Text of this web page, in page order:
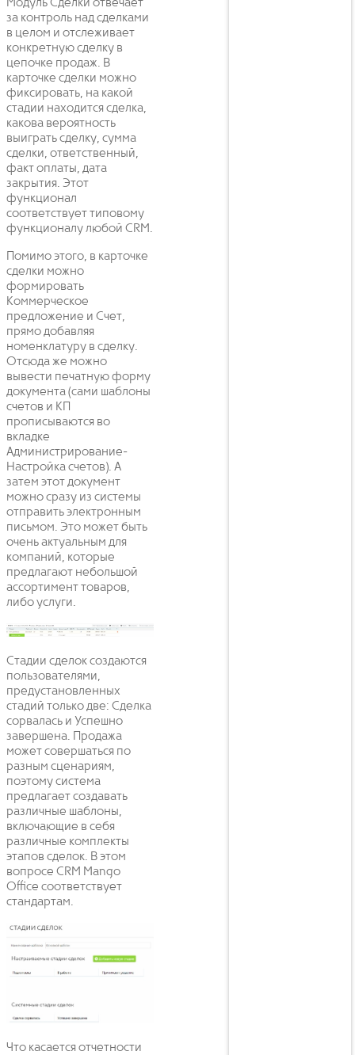
Модуль Сделки отвечает
за контроль над сделками
в целом и отслеживает
конкретную сделку в
цепочке продаж. В
карточке сделки можно
фиксировать, на какой
стадии находится сделка,
какова вероятность
выиграть сделку, сумма
сделки, ответственный,
факт оплаты, дата
закрытия. Этот
функционал
соответствует типовому
функционалу любой CRM.
Помимо этого, в карточке
сделки можно
формировать
Коммерческое
предложение и Счет,
прямо добавляя
номенклатуру в сделку.
Отсюда же можно
вывести печатную форму
документа (сами шаблоны
счетов и КП
прописываются во
вкладке
Администрирование-
Настройка счетов). А
затем этот документ
можно сразу из системы
отправить электронным
письмом. Это может быть
очень актуальным для
компаний, которые
предлагают небольшой
ассортимент товаров,
либо услуги.
Стадии сделок создаются
пользователями,
предустановленных
стадий только две: Сделка
сорвалась и Успешно
завершена. Продажа
может совершаться по
разным сценариям,
поэтому система
предлагает создавать
различные шаблоны,
включающие в себя
различные комплекты
этапов сделок. В этом
вопросе CRM Mango
Office соответствует
стандартам.
Что касается отчетности